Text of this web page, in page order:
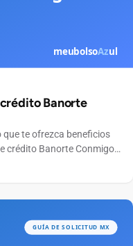
Banorte
te ofrezca beneficios
crédito Banorte Conmigo
para quienes buscan